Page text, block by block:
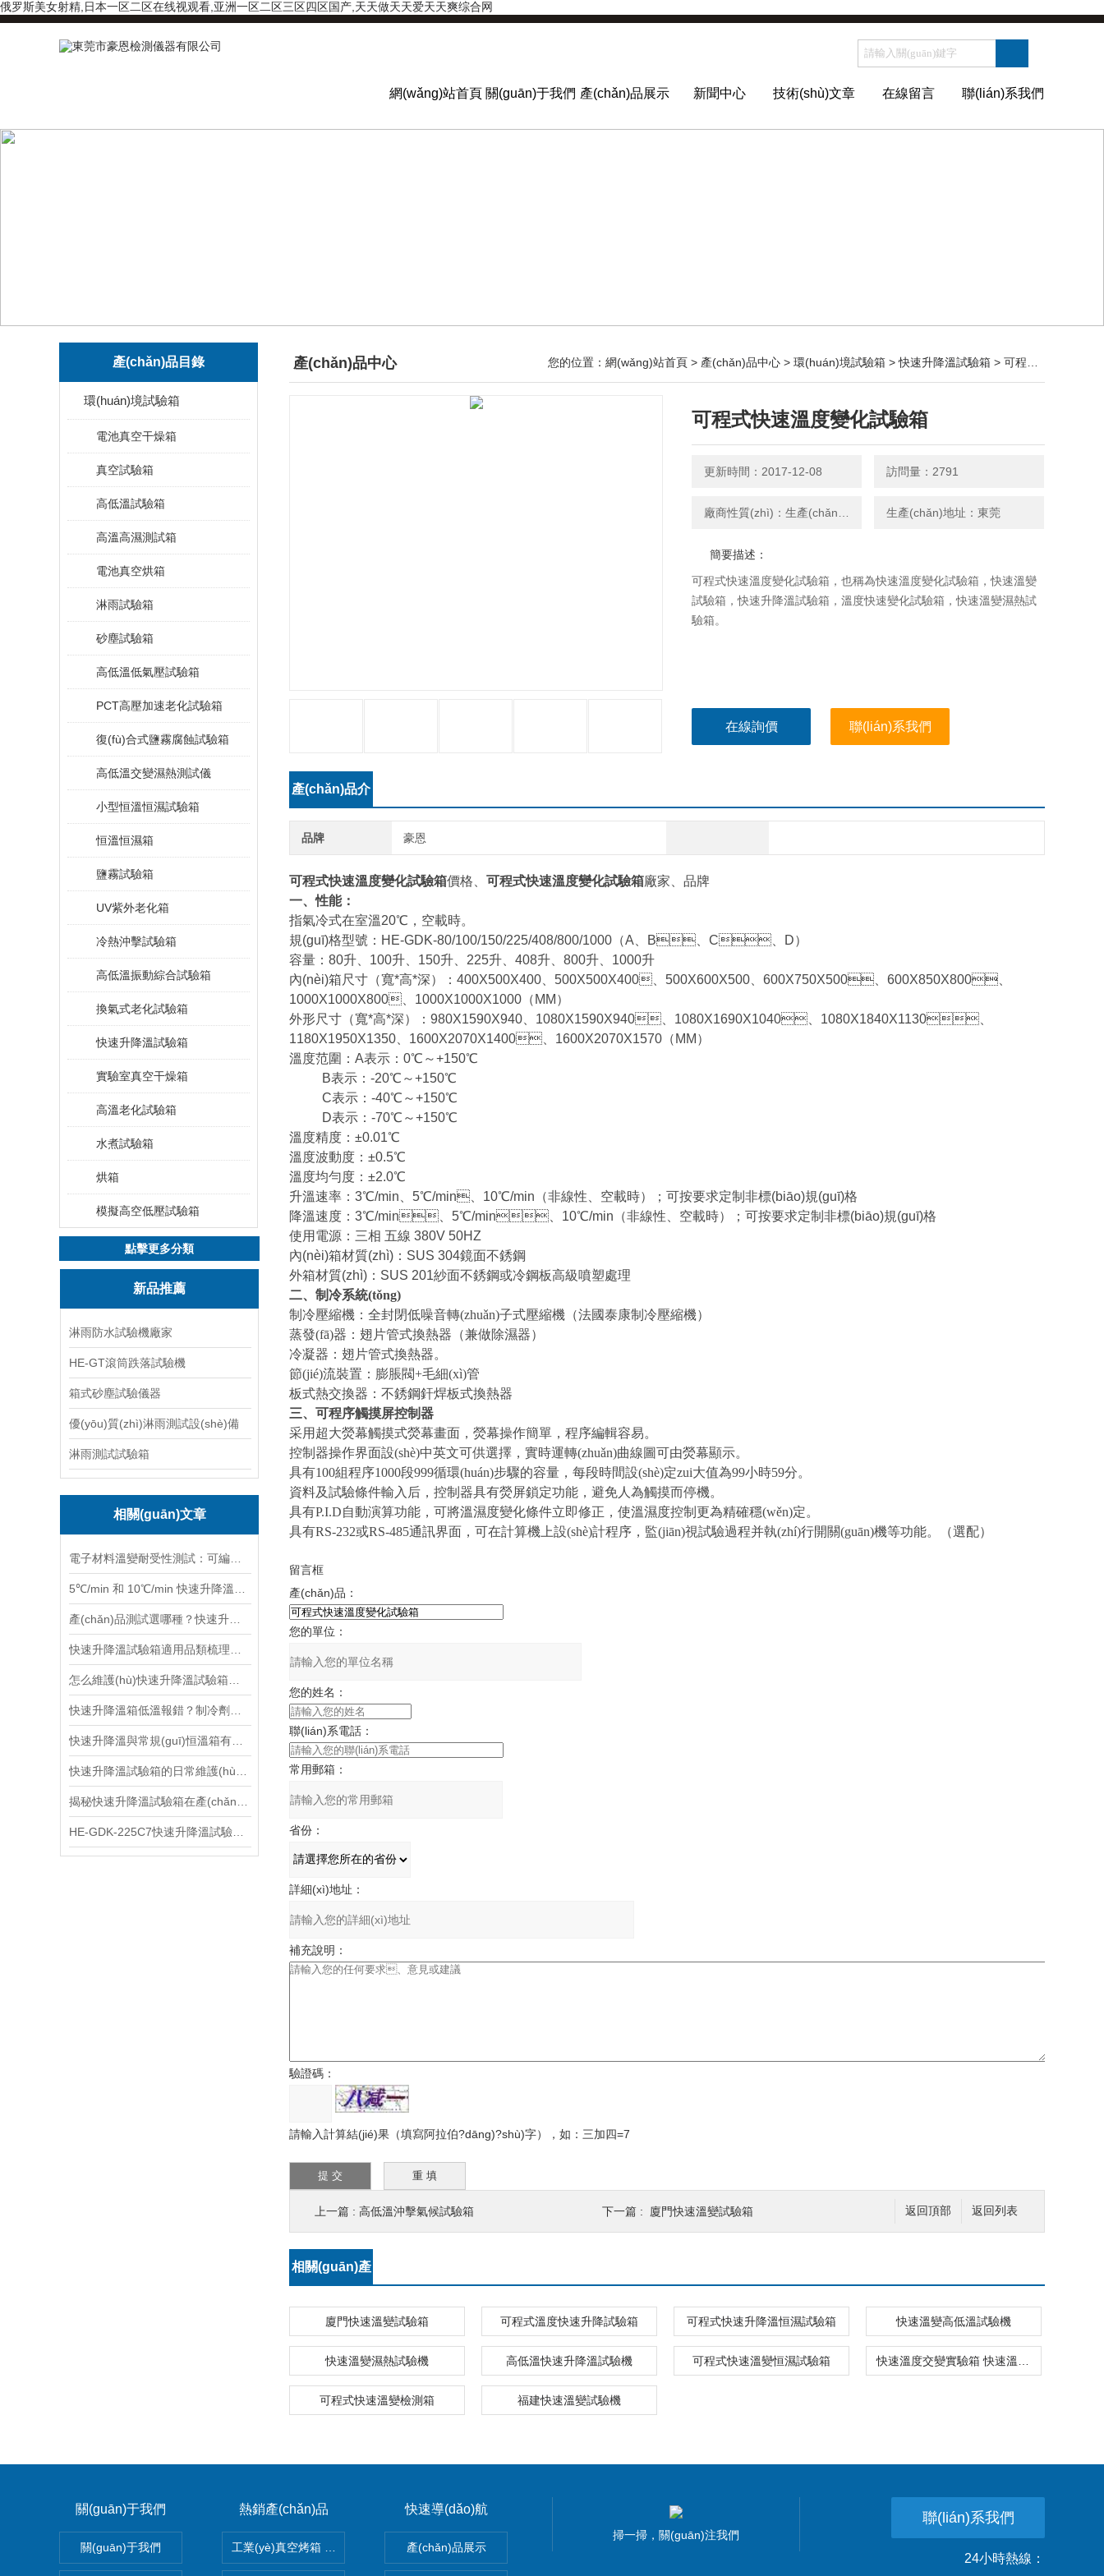
俄罗斯美女射精,日本一区二区在线视观看,亚洲一区二区三区四区国产,天天做天天爱天天爽综合网
網(wǎng)站首頁 關(guān)于我們 產(chǎn)品展示 新聞中心 技術(shù)文章 在線留言 聯(lián)系我們
產(chǎn)品目錄
環(huán)境試驗箱
電池真空干燥箱
真空試驗箱
高低溫試驗箱
高溫高濕測試箱
電池真空烘箱
淋雨試驗箱
砂塵試驗箱
高低溫低氣壓試驗箱
PCT高壓加速老化試驗箱
復(fù)合式鹽霧腐蝕試驗箱
高低溫交變濕熱測試儀
小型恒溫恒濕試驗箱
恒溫恒濕箱
鹽霧試驗箱
UV紫外老化箱
冷熱沖擊試驗箱
高低溫振動綜合試驗箱
換氣式老化試驗箱
快速升降溫試驗箱
實驗室真空干燥箱
高溫老化試驗箱
水煮試驗箱
烘箱
模擬高空低壓試驗箱
點擊更多分類
新品推薦
淋雨防水試驗機廠家
HE-GT滾筒跌落試驗機
箱式砂塵試驗儀器
優(yōu)質(zhì)淋雨測試設(shè)備
淋雨測試試驗箱
相關(guān)文章
產(chǎn)品中心 您的位置： 網(wǎng)站首頁 > 產(chǎn)品中心 > 環(huán)境試驗箱 >快速升降溫試驗箱 > 可程式快速溫度變化試驗箱
可程式快速溫度變化試驗箱
更新時間：2017-12-08 訪問量：2791
生產(chǎn)地址：東莞
簡要描述：
可程式快速溫度變化試驗箱，也稱為快速溫度變化試驗箱，快速溫變
試驗箱，快速升降溫試驗箱，溫度快速變化試驗箱，快速溫變濕熱試
驗箱。
在線詢價 聯(lián)系我們
產(chǎn)品介
紹：
品牌 豪恩
可程式快速溫度變化試驗箱價格、 可程式快速溫度變化試驗箱廠家、 品牌
一、性能：
指氣冷式在室溫20℃，空載時。
規(guī)格型號：HE-GDK-80/100/150/225/408/800/1000（A、B、C、D）
容量：80升、100升、150升、225升、408升、800升、1000升
內(nèi)箱尺寸（寬*高*深）：400X500X400、500X500X400、500X600X500、600X750X500、600X850X800、
1000X1000X800、1000X1000X1000（MM）
外形尺寸（寬*高*深）：980X1590X940、1080X1590X940、1080X1690X1040、1080X1840X1130、
1180X1950X1350、1600X2070X1400、1600X2070X1570（MM）
溫度范圍：A表示：0℃～+150℃
B表示：-20℃～+150℃
C表示：-40℃～+150℃
D表示：-70℃～+150℃
溫度精度：±0.01℃
溫度波動度：±0.5℃
溫度均勻度：±2.0℃
升溫速率：3℃/min、5℃/min、10℃/min（非線性、空載時）；可按要求定制非標(biāo)規(guī)格
降溫速度：3℃/min、5℃/min、10℃/min（非線性、空載時）；可按要求定制非標(biāo)規(guī)格
使用電源：三相 五線 380V 50HZ
內(nèi)箱材質(zhì)：SUS 304鏡面不銹鋼
外箱材質(zhì)：SUS 201紗面不銹鋼或冷鋼板高級噴塑處理
二、制冷系統(tǒng)
制冷壓縮機：全封閉低噪音轉(zhuǎn)子式壓縮機（法國泰康制冷壓縮機）
蒸發(fā)器：翅片管式換熱器（兼做除濕器）
冷凝器：翅片管式換熱器。
節(jié)流裝置：膨脹閥+毛細(xì)管
板式熱交換器：不銹鋼釬焊板式換熱器
三、 可程序觸摸屏控制器
采用超大熒幕觸摸式熒幕畫面，熒幕操作簡單，程序編輯容易。
控制器操作界面設(shè)中英文可供選擇，實時運轉(zhuǎn)曲線圖可由熒幕顯示。
具有100組程序1000段999循環(huán)步驟的容量，每段時間設(shè)定zui大值為99小時59分。
資料及試驗條件輸入后，控制器具有熒屏鎖定功能，避免人為觸摸而停機。
具有P.I.D自動演算功能，可將溫濕度變化條件立即修正，使溫濕度控制更為精確穩(wěn)定。
具有RS-232或RS-485通訊界面，可在計算機上設(shè)計程序，監(jiān)視試驗過程并執(zhí)行開關(guān)機等功能。（選配）
留言框
產(chǎn)品：
您的單位：
您的姓名：
聯(lián)系電話：
常用郵箱：
省份：
詳細(xì)地址：
補充說明：
驗證碼：
請輸入計算結(jié)果（填寫阿拉伯?dāng)?shù)字），如：三加四=7
返回列表
返回頂部
上一篇 : 高低溫沖擊氣候試驗箱 下一篇 : 廈門快速溫變試驗箱
相關(guān)產
廈門快速溫變試驗箱 可程式溫度快速升降試驗箱 可程式快速升降溫恒濕試驗箱 快速溫變高低溫試驗機
快速溫變濕熱試驗機 高低溫快速升降溫試驗機 可程式快速溫變恒濕試驗箱
可程式快速溫變檢測箱 福建快速溫變試驗機
關(guān)于我們
關(guān)于我們
熱銷產(chǎn)品
工業(yè)真空烤箱 真空烘箱
快速導(dǎo)航
產(chǎn)品展示
掃一掃，關(guān)注我們
聯(lián)系我們
24小時熱線：